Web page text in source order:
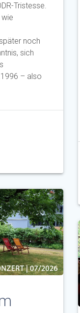
Tristesse.
wie
noch
sich
– also